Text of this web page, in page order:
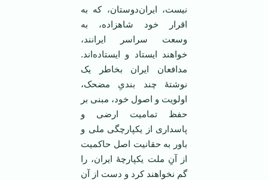
نیست، ایران‌دوستان، که به
اقرار خود شاهزاده، به
وسعت سراسر ایرانند،
خواهند ایستاد و ایستاده‌اند.
مدافعان ایران بخاطر یک
نوشتۀ چند بندیِ مضحک،
اولویت و اصول خود، مبنی بر
حفظ تمامیت ارضی و
پاسداری از یکپارچگی ملی و
باور به حقانیت اصل حاکمیت
از آنِ ملت یکپارچۀ ایران، را
گم نخواهند کرد و دست از آن